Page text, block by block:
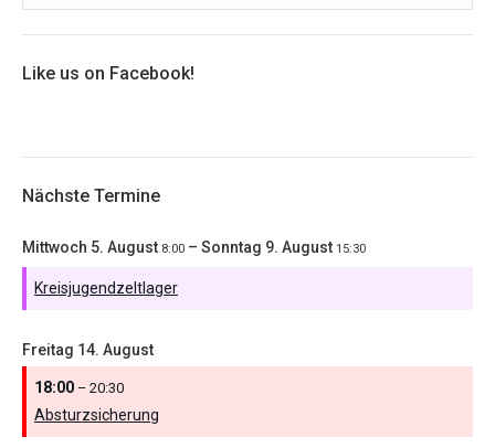
Like us on Facebook!
Nächste Termine
Mittwoch 5. August 8:00 – Sonntag 9. August 15:30
Kreisjugendzeltlager
Freitag 14. August
18:00 – 20:30
Absturzsicherung